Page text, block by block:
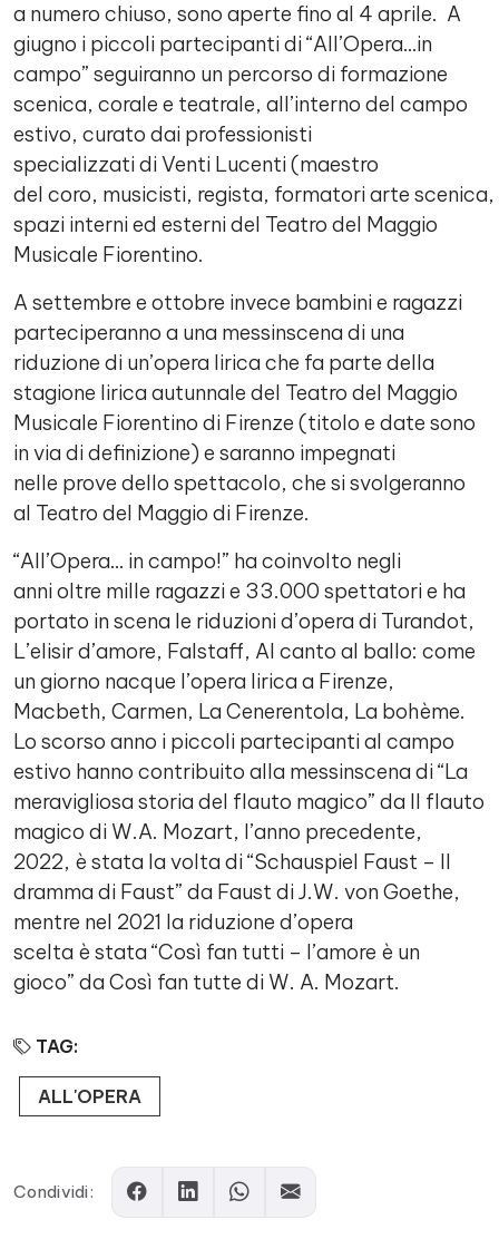
a numero chiuso, sono aperte fino al 4 aprile. A
giugno i piccoli partecipanti di “All’Opera…in
campo” seguiranno un percorso di formazione
scenica, corale e teatrale, all’interno del campo
estivo, curato dai professionisti
specializzati di Venti Lucenti (maestro
del coro, musicisti, regista, formatori arte
spazi interni ed esterni del Teatro del Maggio
Musicale Fiorentino.
A settembre e ottobre invece bambini e ragazzi
parteciperanno a una messinscena di una
riduzione di un’opera lirica che fa parte della
stagione lirica autunnale del Teatro del Maggio
Musicale Fiorentino di Firenze (titolo e date sono
in via di definizione) e saranno impegnati
nelle prove dello spettacolo, che si svolgeranno
al Teatro del Maggio di Firenze.
“All’Opera… in campo!” ha coinvolto negli
anni oltre mille ragazzi e 33.000 spettatori e ha
portato in scena le riduzioni d’opera di Turandot,
L’elisir d’amore, Falstaff, Al canto al ballo: come
un giorno nacque l’opera lirica a Firenze,
Macbeth, Carmen, La Cenerentola, La bohème.
Lo scorso anno i piccoli partecipanti al campo
estivo hanno contribuito alla messinscena di “La
meravigliosa storia del flauto magico” da Il flauto
magico di W.A. Mozart, l’anno precedente,
2022, è stata la volta di “Schauspiel Faust – Il
dramma di Faust” da Faust di J.W. von Goethe,
mentre nel 2021 la riduzione d’opera
scelta è stata “Così fan tutti – l’amore è un
gioco” da Così fan tutte di W. A. Mozart.
TAG:
ALL'OPERA
Condividi: